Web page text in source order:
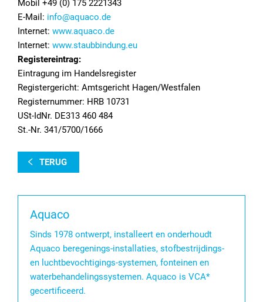
Mobil +49 (0) 175 2221343
E-Mail: info@aquaco.de
Internet: www.aquaco.de
Internet: www.staubbindung.eu
Registereintrag:
Eintragung im Handelsregister
Registergericht: Amtsgericht Hagen/Westfalen
Registernummer: HRB 10731
USt-IdNr. DE313 460 484
St.-Nr. 341/5700/1666
TERUG
Aquaco
Sinds 1978 ontwerpt, installeert en onderhoudt
Aquaco beregenings-installaties, stofbestrijdings-
en luchtbevochtigings-systemen, fonteinen en
waterbehandelingssystemen. Aquaco is VCA*
gecertificeerd.